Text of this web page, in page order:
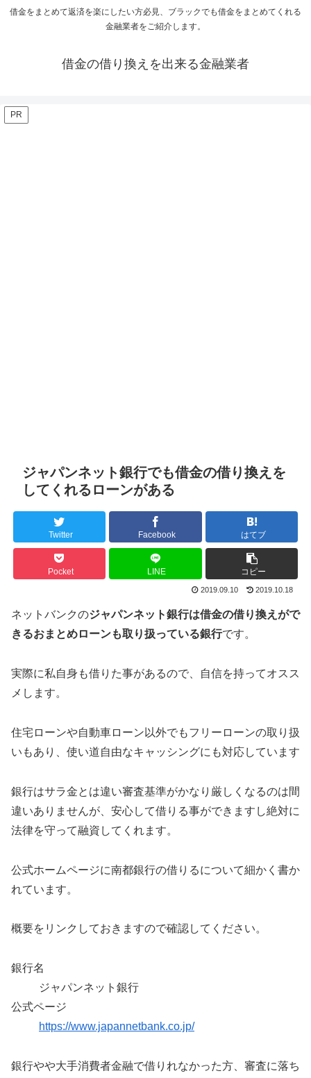
借金をまとめて返済を楽にしたい方必見、ブラックでも借金をまとめてくれる
金融業者をご紹介します。
借金の借り換えを出来る金融業者
PR
ジャパンネット銀行でも借金の借り換えを
してくれるローンがある
Twitter Facebook はてブ
Pocket LINE コピー
2019.09.10 2019.10.18
ネットバンクのジャパンネット銀行は借金の借り換えがで
きるおまとめローンも取り扱っている銀行です。
実際に私自身も借りた事があるので、自信を持ってオスス
メします。
住宅ローンや自動車ローン以外でもフリーローンの取り扱
いもあり、使い道自由なキャッシングにも対応しています
銀行はサラ金とは違い審査基準がかなり厳しくなるのは間
違いありませんが、安心して借りる事ができますし絶対に
法律を守って融資してくれます。
公式ホームページに南都銀行の借りるについて細かく書か
れています。
概要をリンクしておきますので確認してください。
銀行名
ジャパンネット銀行
公式ページ
https://www.japannetbank.co.jp/
銀行やや大手消費者金融で借りれなかった方、審査に落ち